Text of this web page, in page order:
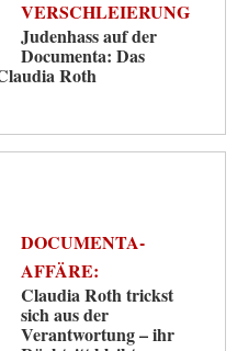
VERSCHLEIERUNG
Judenhass auf der
Documenta: Das
Roth
DOCUMENTA-
AFFÄRE:
Claudia Roth trickst
sich aus der
Verantwortung – ihr